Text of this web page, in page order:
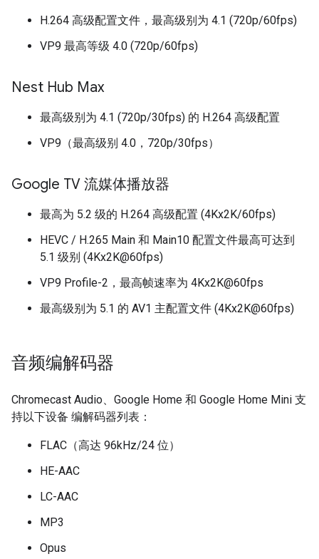
H.264 高级配置文件，最高级别为 4.1 (720p/60fps)
VP9 最高等级 4.0 (720p/60fps)
Nest Hub Max
最高级别为 4.1 (720p/30fps) 的 H.264 高级配置
VP9（最高级别 4.0，720p/30fps）
Google TV 流媒体播放器
最高为 5.2 级的 H.264 高级配置 (4Kx2K/60fps)
HEVC / H.265 Main 和 Main10 配置文件最高可达到
5.1 级别 (4Kx2K@60fps)
VP9 Profile-2，最高帧速率为 4Kx2K@60fps
最高级别为 5.1 的 AV1 主配置文件 (4Kx2K@60fps)
音频编解码器
Chromecast Audio、Google Home 和 Google Home Mini 支
持以下设备 编解码器列表：
FLAC（高达 96kHz/24 位）
HE-AAC
LC-AAC
MP3
Opus